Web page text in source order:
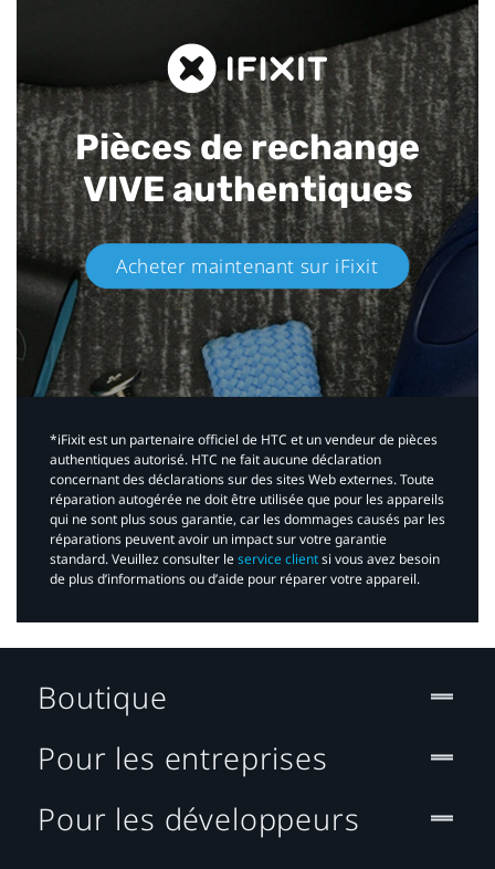
Pièces de rechange
VIVE authentiques​
Acheter maintenant sur iFixit​
*iFixit est un partenaire officiel de HTC et un vendeur de pièces
authentiques autorisé. HTC ne fait aucune déclaration
concernant des déclarations sur des sites Web externes. Toute
réparation autogérée ne doit être utilisée que pour les appareils
qui ne sont plus sous garantie, car les dommages causés par les
réparations peuvent avoir un impact sur votre garantie
standard. Veuillez consulter leservice clientsi vous avez besoin
de plus d’informations ou d’aide pour réparer votre appareil.​
Boutique
Pour les entreprises
Pour les développeurs